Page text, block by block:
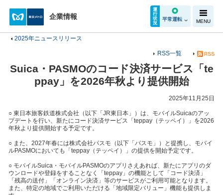
企業情報
運
行
状
況
平常運転 MENU
2025年ニュースリリース
RSS一覧
Suica・PASMOのコード決済サービス「te
ppay」を2026年秋より提供開始
2025年11月25日
○ 東日本旅客鉄道株式会社（以下「JR東日本」）は、モバイルSuicaのアッ
プデートを行い、新たにコード決済サービス「teppay（テッペイ）」を2026
年秋より提供開始する予定です。
○ また、2027年春には株式会社パスモ（以下「パスモ」）と提携し、モバイ
ルPASMOにおいても「teppay（テッペイ）」の提供を開始予定です。
○ モバイルSuica・モバイルPASMOのアプリさえあれば、新たにアプリのダ
ウンロードや登録をすることなく「teppay」の機能として「コード決済」
「残高の送付」「オンライン決済」等のサービスがご利用可能となります。
また、特定の地域でご利用いただける「地域限定バリュー」機能も提供しま